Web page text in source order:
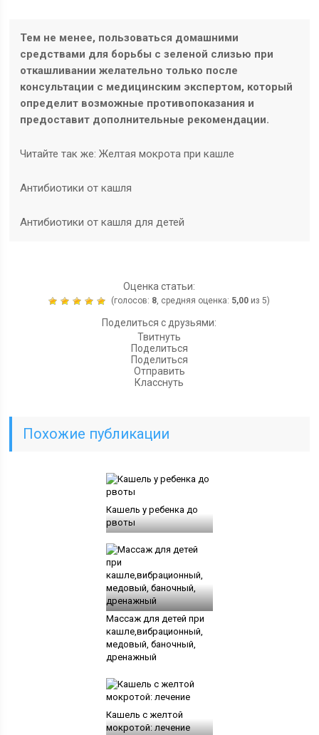
Тем не менее, пользоваться домашними
средствами для борьбы с зеленой слизью при
откашливании желательно только после
консультации с медицинским экспертом, который
определит возможные противопоказания и
предоставит дополнительные рекомендации.
Читайте так же: Желтая мокрота при кашле
Антибиотики от кашля
Антибиотики от кашля для детей
Оценка статьи:
(голосов: 8, средняя оценка: 5,00 из 5)
Поделиться с друзьями:
Твитнуть
Поделиться
Поделиться
Отправить
Класснуть
Похожие публикации
Кашель у ребенка до
рвоты
Массаж для детей при
кашле,вибрационный,
медовый, баночный,
дренажный
Кашель с желтой
мокротой: лечение